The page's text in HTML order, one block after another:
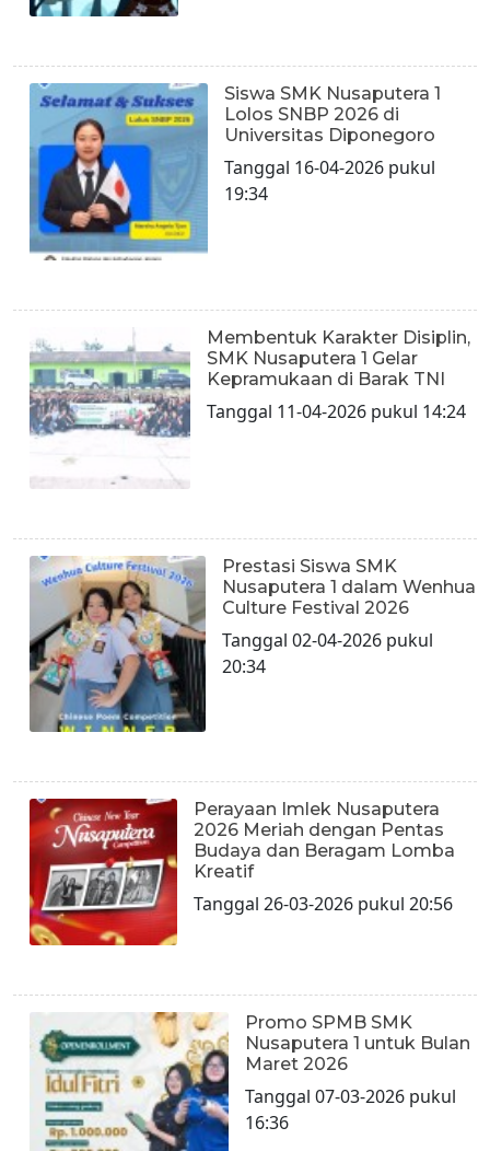
Siswa SMK Nusaputera 1
Lolos SNBP 2026 di
Universitas Diponegoro
Tanggal 16-04-2026 pukul
19:34
Membentuk Karakter Disiplin,
SMK Nusaputera 1 Gelar
Kepramukaan di Barak TNI
Tanggal 11-04-2026 pukul 14:24
Prestasi Siswa SMK
Nusaputera 1 dalam Wenhua
Culture Festival 2026
Tanggal 02-04-2026 pukul
20:34
Perayaan Imlek Nusaputera
2026 Meriah dengan Pentas
Budaya dan Beragam Lomba
Kreatif
Tanggal 26-03-2026 pukul 20:56
Promo SPMB SMK
Nusaputera 1 untuk Bulan
Maret 2026
Tanggal 07-03-2026 pukul
16:36